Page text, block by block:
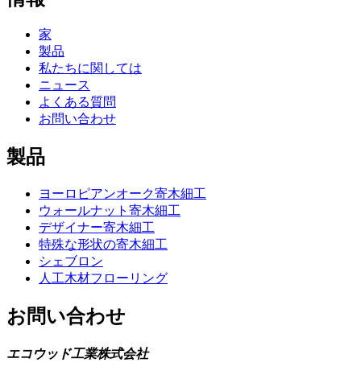
家
製品
私たちに関しては
ニュース
よくある質問
お問い合わせ
製品
ヨーロピアンオーク寄木細工
ウォールナット寄木細工
デザイナー寄木細工
特殊な形状の寄木細工
シェブロン
人工木材フローリング
お問い合わせ
エコウッド工業株式会社